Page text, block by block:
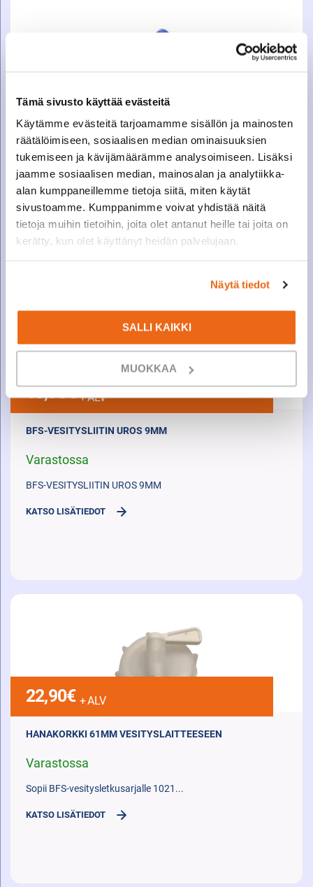
Tämä sivusto käyttää evästeitä
Käytämme evästeitä tarjoamamme sisällön ja mainosten
räätälöimiseen, sosiaalisen median ominaisuuksien
tukemiseen ja kävijämäärämme analysoimiseen. Lisäksi
jaamme sosiaalisen median, mainosalan ja analytiikka-
alan kumppaneillemme tietoja siitä, miten käytät
sivustoamme. Kumppanimme voivat yhdistää näitä
tietoja muihin tietoihin, joita olet antanut heille tai joita on
kerätty, kun olet käyttänyt heidän palvelujaan.
Näytä tiedot
SALLI KAIKKI
MUOKKAA
BFS-VESITYSLIITIN UROS 7MM
Varastossa
BFS-VESITYSLIITIN UROS 7MM
KATSO LISÄTIEDOT
18,90€ + ALV
BFS-VESITYSLIITIN UROS 9MM
Varastossa
BFS-VESITYSLIITIN UROS 9MM
KATSO LISÄTIEDOT
22,90€ + ALV
HANAKORKKI 61MM VESITYSLAITTEESEEN
Varastossa
Sopii BFS-vesitysletkusarjalle 1021...
KATSO LISÄTIEDOT